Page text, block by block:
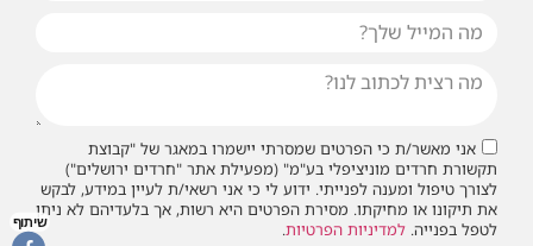
אני מאשר/ת כי הפרטים שמסרתי יישמרו במאגר של "קבוצת
תקשורת חרדים מוניציפלי בע"מ" (מפעילת אתר "חרדים ירושלים")
לצורך טיפול ומענה לפנייתי. ידוע לי כי אני רשאי/ת לעיין במידע, לבקש
את תיקונו או מחיקתו. מסירת הפרטים היא רשות, אך בלעדיהם לא ניתן
לטפל בפנייה. למדיניות הפרטיות. שיתוף